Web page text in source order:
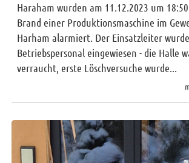
Haraham wurden am 11.12.2023 um
Brand einer Produktionsmaschine im
Harham alarmiert. Der Einsatzleiter
Betriebspersonal eingewiesen - die Halle
verraucht, erste Löschversuche wurde...